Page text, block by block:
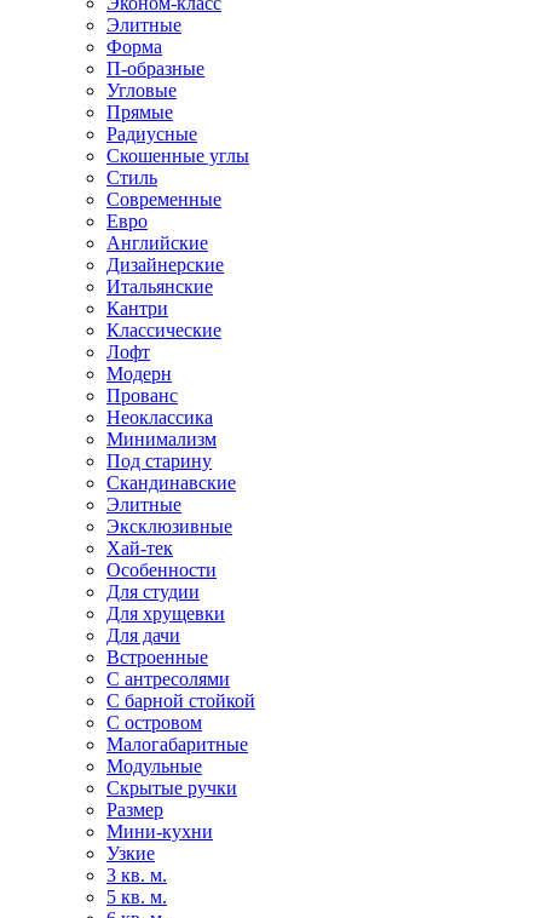
Элитные
Форма
П-образные
Угловые
Прямые
Радиусные
Скошенные углы
Стиль
Современные
Евро
Английские
Дизайнерские
Итальянские
Кантри
Классические
Лофт
Модерн
Прованс
Неоклассика
Минимализм
Под старину
Скандинавские
Элитные
Эксклюзивные
Хай-тек
Особенности
Для студии
Для хрущевки
Для дачи
Встроенные
С антресолями
С барной стойкой
С островом
Малогабаритные
Модульные
Скрытые ручки
Размер
Мини-кухни
Узкие
3 кв. м.
5 кв. м.